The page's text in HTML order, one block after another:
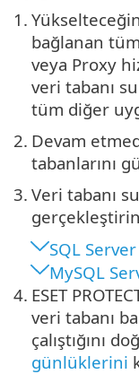
1.
bağlanan tüm
veya Proxy
veri tabanı
tüm diğer
2. Devam
tabanlarını
3. Veri tabanı
SQL
MySQL
4. ESET
veri tabanı
çalıştığını
günlüklerini